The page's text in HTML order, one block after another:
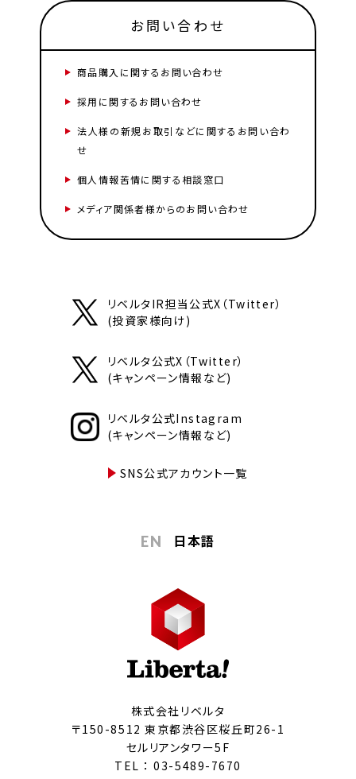
お問い合わせ
商品購入に関するお問い合わせ
採用に関するお問い合わせ
法人様の新規お取引などに関するお問い合わ
せ
個人情報苦情に関する相談窓口
メディア関係者様からのお問い合わせ
リベルタIR担当公式X（Twitter）
(投資家様向け)
リベルタ公式X（Twitter）
(キャンペーン情報など)
リベルタ公式Instagram
(キャンペーン情報など)
SNS公式アカウント一覧
EN 日本語
株式会社リベルタ
〒150-8512 東京都渋谷区桜丘町26-1
セルリアンタワー5F
TEL ：03-5489-7670